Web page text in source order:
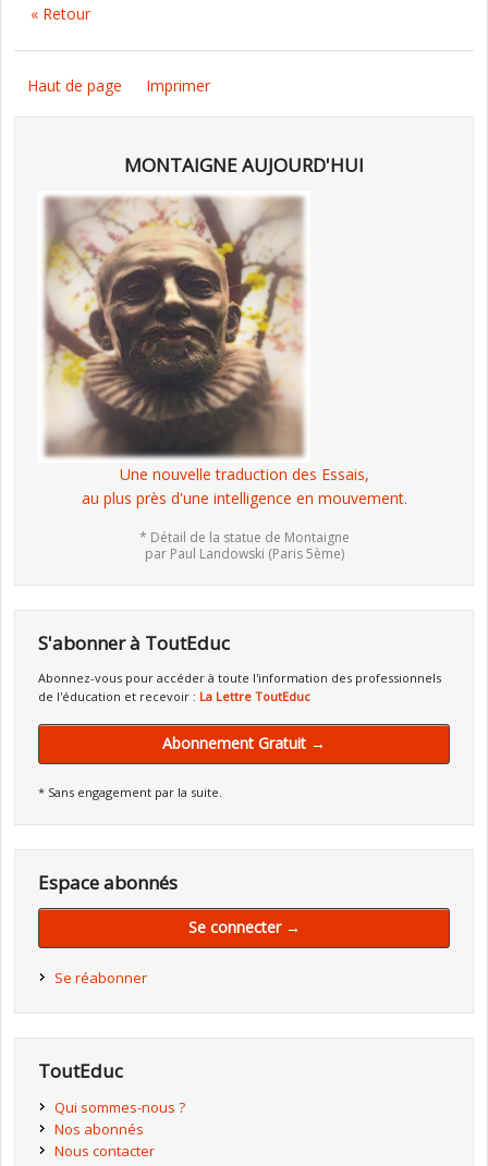
« Retour
Haut de page Imprimer
MONTAIGNE AUJOURD'HUI
Une nouvelle traduction des Essais,
au plus près d'une intelligence en mouvement.
* Détail de la statue de Montaigne
par Paul Landowski (Paris 5ème)
S'abonner à ToutEduc
Abonnez-vous pour accéder à toute l'information des professionnels
de l'éducation et recevoir : La Lettre ToutEduc
Abonnement Gratuit →
* Sans engagement par la suite.
Espace abonnés
Se connecter →
Se réabonner
ToutEduc
Qui sommes-nous ?
Nos abonnés
Nous contacter